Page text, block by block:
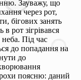
Зауважу, що
через рот,
бігових занять
рот зігрівався
Під час
до попадання на
до
поясню: даний